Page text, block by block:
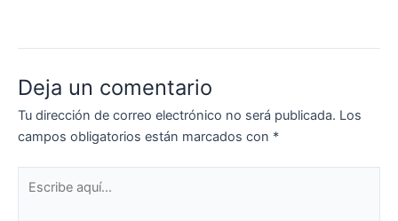
Deja un comentario
Tu dirección de correo electrónico no será publicada. Los
campos obligatorios están marcados con *